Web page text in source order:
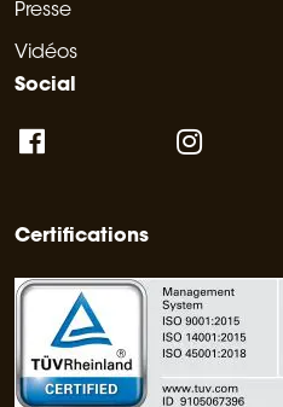
Presse
Vidéos
Social
Certifications